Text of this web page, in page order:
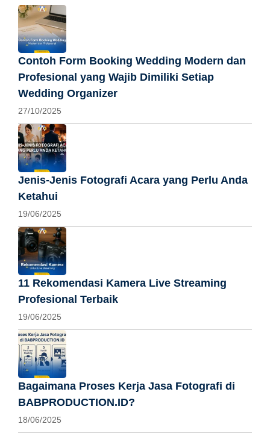
Contoh Form Booking Wedding Modern dan
Profesional yang Wajib Dimiliki Setiap
Wedding Organizer
27/10/2025
Jenis-Jenis Fotografi Acara yang Perlu Anda
Ketahui
19/06/2025
11 Rekomendasi Kamera Live Streaming
Profesional Terbaik
19/06/2025
Bagaimana Proses Kerja Jasa Fotografi di
BABPRODUCTION.ID?
18/06/2025